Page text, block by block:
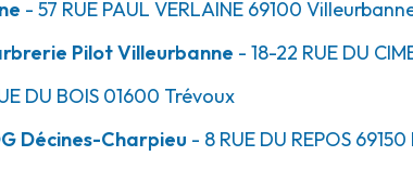
- 57 RUE PAUL VERLAINE 69100
Pilot Villeurbanne - 18-22 RUE DU
DU BOIS 01600 Trévoux
Décines-Charpieu - 8 RUE DU REPOS 69150